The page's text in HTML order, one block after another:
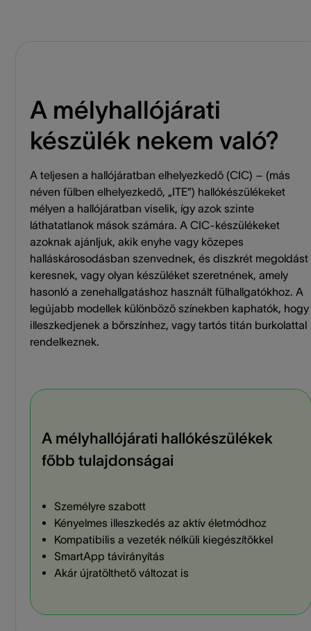
A mélyhallójárati
készülék nekem való?
A teljesen a hallójáratban elhelyezkedő (CIC) – (más
néven fülben elhelyezkedő, „ITE”) hallókészülékeket
mélyen a hallójáratban viselik, így azok szinte
láthatatlanok mások számára. A CIC-készülékeket
azoknak ajánljuk, akik enyhe vagy közepes
halláskárosodásban szenvednek, és diszkrét megoldást
keresnek, vagy olyan készüléket szeretnének, amely
hasonló a zenehallgatáshoz használt fülhallgatókhoz. A
legújabb modellek különböző színekben kaphatók, hogy
illeszkedjenek a bőrszínhez, vagy tartós titán burkolattal
rendelkeznek.
A mélyhallójárati hallókészülékek
főbb tulajdonságai
Személyre szabott
Kényelmes illeszkedés az aktív életmódhoz
Kompatibilis a vezeték nélküli kiegészítőkkel
SmartApp távirányítás
Akár újratölthető változat is